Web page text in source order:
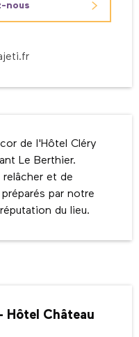
nous
de l'Hôtel Cléry
Le Berthier.
et de
par notre
du lieu.
Hôtel Château